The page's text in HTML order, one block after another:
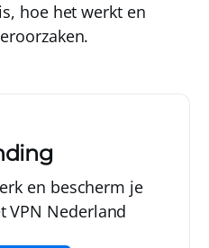
hoe het werkt en
en bescherm je
VPN Nederland